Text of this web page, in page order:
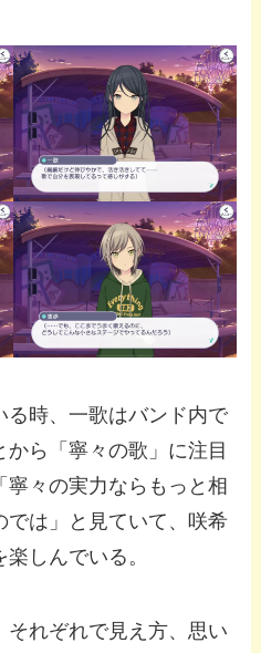
る時、一歌はバンド内で
ら「寧々の歌」に注目
寧々の実力ならもっと相
では」と見ていて、咲希
しんでいる。
それぞれで見え方、思い